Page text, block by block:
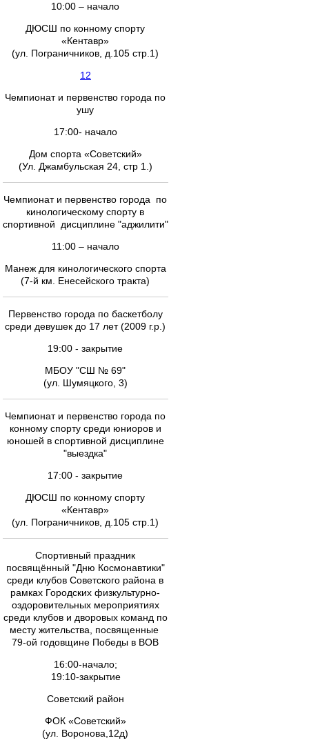
10:00 – начало
ДЮСШ по конному спорту
«Кентавр»
(ул. Пограничников, д.105 стр.1)
12
Чемпионат и первенство города по
ушу
17:00- начало
Дом спорта «Советский»
(Ул. Джамбульская 24, стр 1.)
Чемпионат и первенство города по
кинологическому спорту в
спортивной дисциплине "аджилити"
11:00 – начало
Манеж для кинологического спорта
(7-й км. Енесейского тракта)
Первенство города по баскетболу
среди девушек до 17 лет (2009 г.р.)
19:00 - закрытие
МБОУ "СШ № 69"
(ул. Шумяцкого, 3)
Чемпионат и первенство города по
конному спорту среди юниоров и
юношей в спортивной дисциплине
"выездка"
17:00 - закрытие
ДЮСШ по конному спорту
«Кентавр»
(ул. Пограничников, д.105 стр.1)
Спортивный праздник
посвящённый "Дню Космонавтики"
среди клубов Советского района в
рамках Городских физкультурно-
оздоровительных мероприятиях
среди клубов и дворовых команд по
месту жительства, посвященные
79-ой годовщине Победы в ВОВ
16:00-начало;
19:10-закрытие
Советский район
ФОК «Советский»
(ул. Воронова,12д)